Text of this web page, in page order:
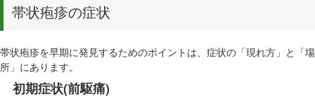
帯状疱疹の症状
帯状疱疹を早期に発見するためのポイントは、症状の「現れ方」と「場
所」にあります。
初期症状(前駆痛)